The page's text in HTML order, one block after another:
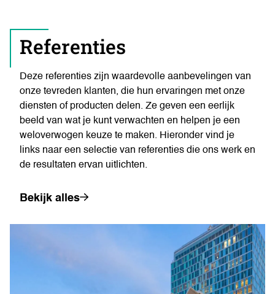
Referenties
Deze referenties zijn waardevolle aanbevelingen van
onze tevreden klanten, die hun ervaringen met onze
diensten of producten delen. Ze geven een eerlijk
beeld van wat je kunt verwachten en helpen je een
weloverwogen keuze te maken. Hieronder vind je
links naar een selectie van referenties die ons werk en
de resultaten ervan uitlichten.
Bekijk alles